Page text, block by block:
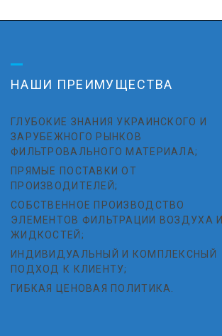
НАШИ ПРЕИМУЩЕСТВА
ГЛУБОКИЕ ЗНАНИЯ УКРАИНСКОГО И
ЗАРУБЕЖНОГО РЫНКОВ
ФИЛЬТРОВАЛЬНОГО МАТЕРИАЛА;
ПРЯМЫЕ ПОСТАВКИ ОТ
ПРОИЗВОДИТЕЛЕЙ;
СОБСТВЕННОЕ ПРОИЗВОДСТВО
ЭЛЕМЕНТОВ ФИЛЬТРАЦИИ ВОЗДУХА И
ЖИДКОСТЕЙ;
ИНДИВИДУАЛЬНЫЙ И КОМПЛЕКСНЫЙ
ПОДХОД К КЛИЕНТУ;
ГИБКАЯ ЦЕНОВАЯ ПОЛИТИКА.